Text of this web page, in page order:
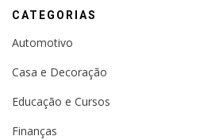
CATEGORIAS
Automotivo
Casa e Decoração
Educação e Cursos
Finanças